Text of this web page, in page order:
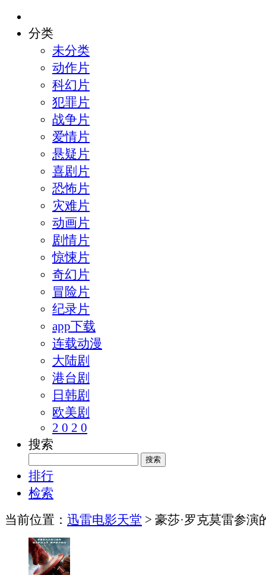
分类
未分类
动作片
科幻片
犯罪片
战争片
爱情片
悬疑片
喜剧片
恐怖片
灾难片
动画片
剧情片
惊悚片
奇幻片
冒险片
纪录片
app下载
连载动漫
大陆剧
港台剧
日韩剧
欧美剧
2 0 2 0
搜索
排行
检索
当前位置： 迅雷电影天堂 > 豪莎·罗克莫雷参演